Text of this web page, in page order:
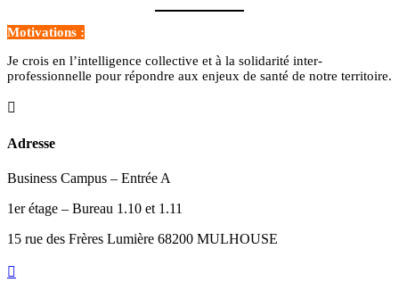
Motivations :
Je crois en l’intelligence collective et à la solidarité inter-
professionnelle pour répondre aux enjeux de santé de notre territoire.

Adresse
Business Campus – Entrée A
1er étage – Bureau 1.10 et 1.11
15 rue des Frères Lumière 68200 MULHOUSE
